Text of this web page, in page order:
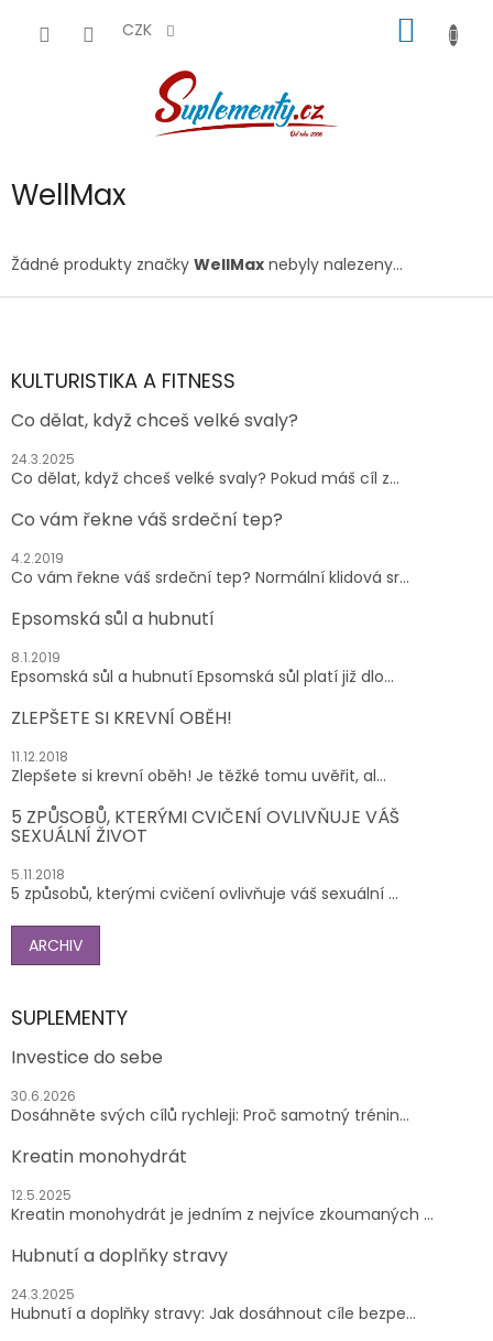
CZK
KOŠÍK
WellMax
Žádné produkty značky WellMax nebyly nalezeny...
Z
aKULTURISTIKA A FITNESS
Co dělat, když chceš velké svaly?
24.3.2025
Co dělat, když chceš velké svaly? Pokud máš cíl z...
Co vám řekne váš srdeční tep?
4.2.2019
Co vám řekne váš srdeční tep? Normální klidová sr...
Epsomská sůl a hubnutí
8.1.2019
Epsomská sůl a hubnutí Epsomská sůl platí již dlo...
ZLEPŠETE SI KREVNÍ OBĚH!
11.12.2018
Zlepšete si krevní oběh! Je těžké tomu uvěřit, al...
5 ZPŮSOBŮ, KTERÝMI CVIČENÍ OVLIVŇUJE VÁŠ
SEXUÁLNÍ ŽIVOT
5.11.2018
5 způsobů, kterými cvičení ovlivňuje váš sexuální ...
ARCHIV
SUPLEMENTY
Investice do sebe
30.6.2026
Dosáhněte svých cílů rychleji: Proč samotný trénin...
Kreatin monohydrát
12.5.2025
Kreatin monohydrát je jedním z nejvíce zkoumaných ...
Hubnutí a doplňky stravy
24.3.2025
Hubnutí a doplňky stravy: Jak dosáhnout cíle bezpe...